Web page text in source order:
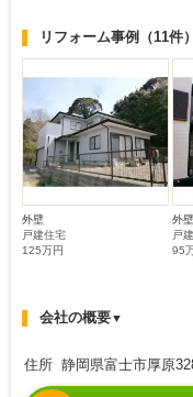
リフォーム事例 （11件）
外壁
戸建住宅
125万円
外壁
戸
95
会社の概要▼
住所 静岡県富士市厚原